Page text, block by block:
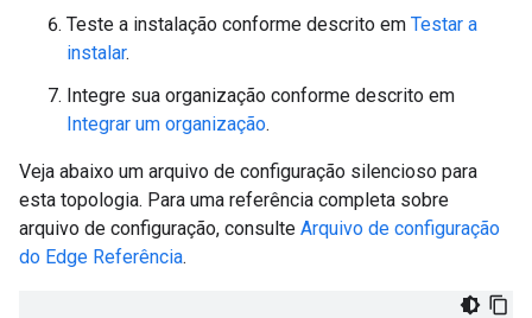
Teste a instalação conforme descrito em Testar a
instalar.
Integre sua organização conforme descrito em
Integrar um organização.
Veja abaixo um arquivo de configuração silencioso para
esta topologia. Para uma referência completa sobre
arquivo de configuração, consulte Arquivo de configuração
do Edge Referência.